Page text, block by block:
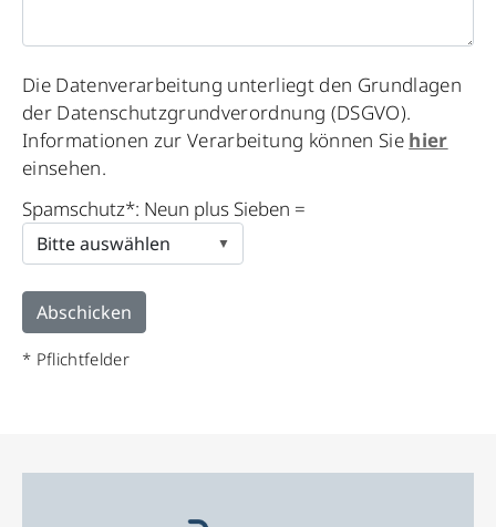
Please
leave
this
field
empty.
Die Datenverarbeitung unterliegt den Grundlagen
der Datenschutzgrundverordnung (DSGVO).
Informationen zur Verarbeitung können Sie hier
einsehen.
Spamschutz*: Neun plus Sieben =
* Pflichtfelder